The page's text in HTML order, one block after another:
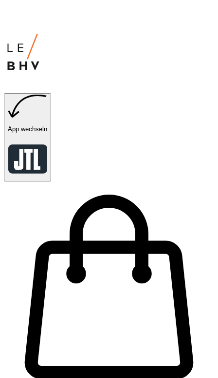
App wechseln